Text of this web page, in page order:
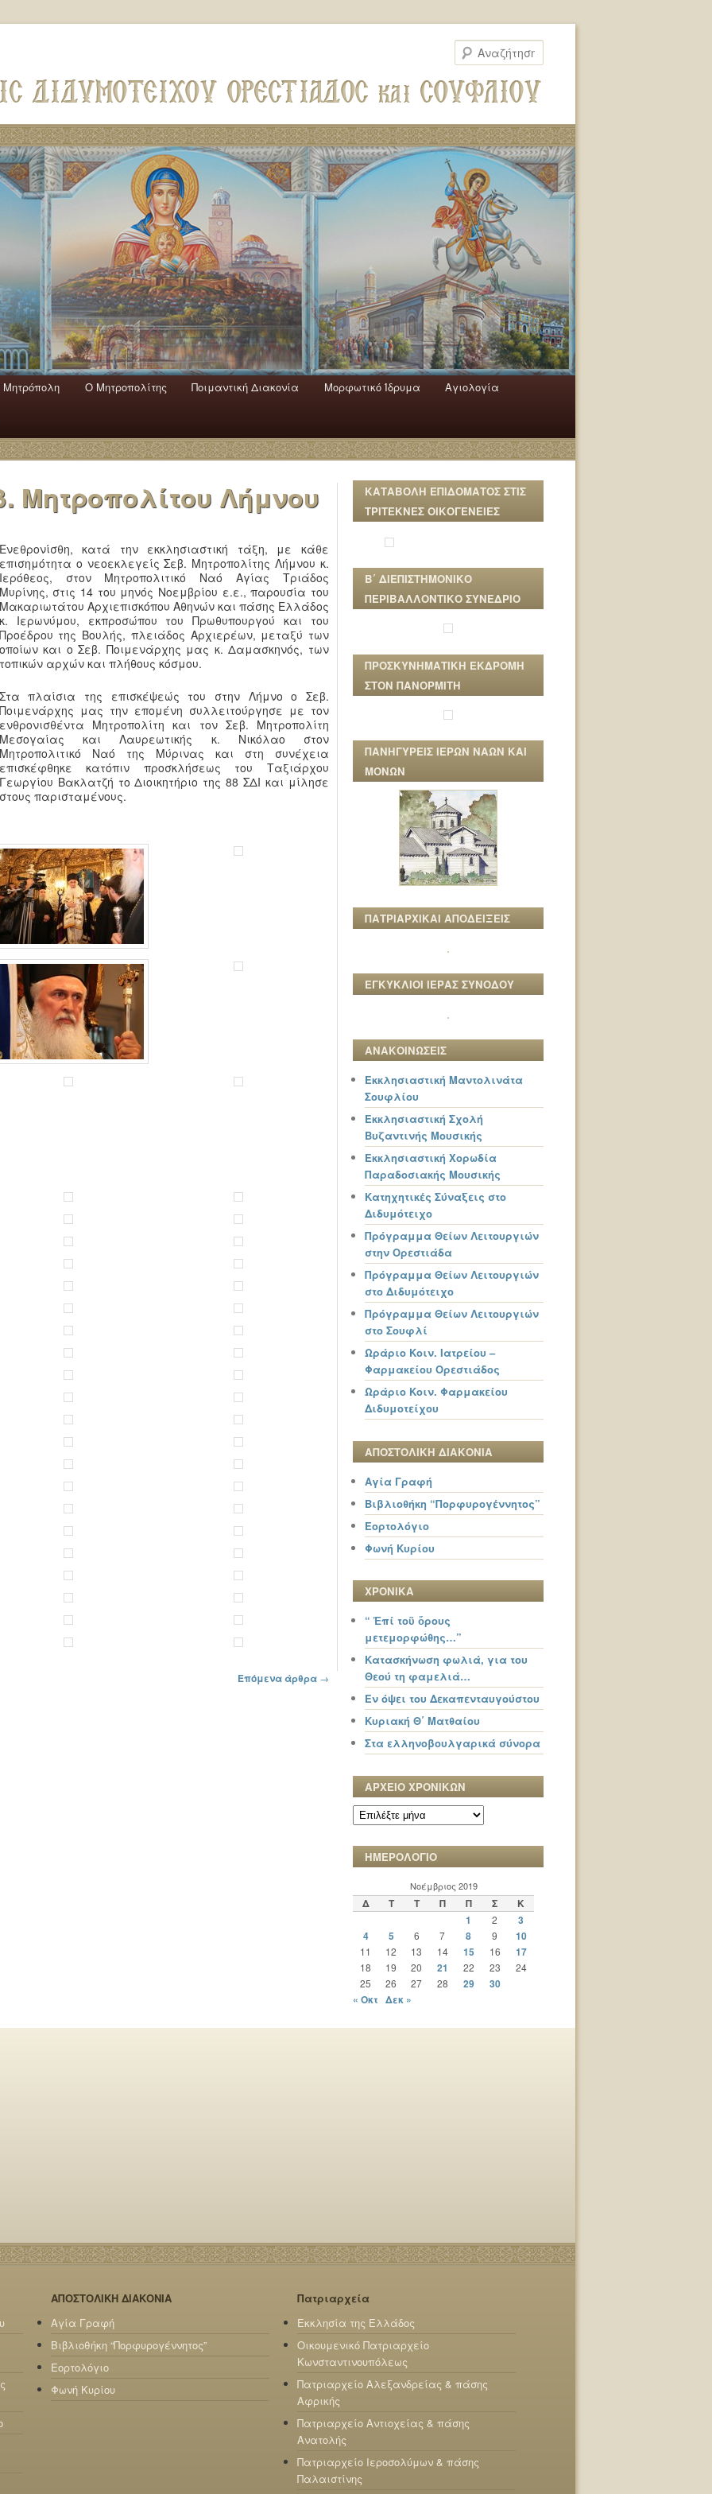
Mητρόπολη Ο Mητροπολίτης Ποιμαντική Διακονία Μορφωτικό Ίδρυμα Αγιολογία
Μητροπολίτου Λήμνου
Ενεθρονίσθη, κατά την εκκλησιαστική τάξη, με κάθε
επισημότητα ο νεοεκλεγείς Σεβ. Μητροπολίτης Λήμνου κ.
Ιερόθεος, στον Μητροπολιτικό Ναό Αγίας Τριάδος
Μυρίνης, στις 14 του μηνός Νοεμβρίου ε.ε., παρουσία του
Μακαριωτάτου Αρχιεπισκόπου Αθηνών και πάσης Ελλάδος
κ. Ιερωνύμου, εκπροσώπου του Πρωθυπουργού και του
Προέδρου της Βουλής, πλειάδος Αρχιερέων, μεταξύ των
οποίων και ο Σεβ. Ποιμενάρχης μας κ. Δαμασκηνός, των
τοπικών αρχών και πλήθους κόσμου.
Στα πλαίσια της επισκέψεώς του στην Λήμνο ο Σεβ.
Ποιμενάρχης μας την επομένη συλλειτούργησε με τον
ενθρονισθέντα Μητροπολίτη και τον Σεβ. Μητροπολίτη
Μεσογαίας και Λαυρεωτικής κ. Νικόλαο στον
Μητροπολιτικό Ναό της Μύρινας και στη συνέχεια
επισκέφθηκε κατόπιν προσκλήσεως του Ταξιάρχου
Γεωργίου Βακλατζή το Διοικητήριο της 88 ΣΔΙ και μίλησε
στους παρισταμένους.
Επόμενα άρθρα →
ΚΑΤΑΒΟΛΗ ΕΠΙΔΟΜΑΤΟΣ ΣΤΙΣ
ΤΡΙΤΕΚΝΕΣ ΟΙΚΟΓΕΝΕΙΕΣ
Β΄ ΔΙΕΠΙΣΤΗΜΟΝΙΚΟ
ΠΕΡΙΒΑΛΛΟΝΤΙΚΟ ΣΥΝΕΔΡΙΟ
ΠΡΟΣΚΥΝΗΜΑΤΙΚΗ ΕΚΔΡΟΜΗ
ΣΤΟΝ ΠΑΝΟΡΜΙΤΗ
ΠΑΝΗΓΥΡΕΙΣ ΙΕΡΩΝ ΝΑΩΝ ΚΑΙ
ΜΟΝΩΝ
ΠΑΤΡΙΑΡΧΙΚΑΙ ΑΠΟΔΕΙΞΕΙΣ
ΕΓΚΥΚΛΙΟΙ ΙΕΡΑΣ ΣΥΝΟΔΟΥ
ΑΝΑΚΟΙΝΩΣΕΙΣ
Εκκλησιαστική Μαντολινάτα
Σουφλίου
Εκκλησιαστική Σχολή
Βυζαντινής Μουσικής
Εκκλησιαστική Χορωδία
Παραδοσιακής Μουσικής
Κατηχητικές Σύναξεις στο
Διδυμότειχο
Πρόγραμμα Θείων Λειτουργιών
στην Ορεστιάδα
Πρόγραμμα Θείων Λειτουργιών
στο Διδυμότειχο
Πρόγραμμα Θείων Λειτουργιών
στο Σουφλί
Ωράριο Κοιν. Ιατρείου –
Φαρμακείου Ορεστιάδος
Ωράριο Κοιν. Φαρμακείου
Διδυμοτείχου
ΑΠΟΣΤΟΛΙΚΗ ΔΙΑΚΟΝΙΑ
Αγία Γραφή
Βιβλιοθήκη “Πορφυρογέννητος”
Εορτολόγιο
Φωνή Κυρίου
ΧΡΟΝΙΚΑ
“ Ἐπί τοῦ ὄρους
μετεμορφώθης…”
Κατασκήνωση φωλιά, για του
Θεού τη φαμελιά…
Εν όψει του Δεκαπενταυγούστου
Κυριακή Θ΄ Ματθαίου
Στα ελληνοβουλγαρικά σύνορα
ΑΡΧΕΙΟ ΧΡΟΝΙΚΩΝ
ΑΡΧΕΙΟ
ΧΡΟΝΙΚΩΝ
ΗΜΕΡΟΛΟΓΙΟ
Νοέμβριος 2019
Δ Τ Τ Π Π Σ
Κ
1
2
3
4
5 6 7 8 9 10
11 12 13 14 15 16 17
18 19 20 21 22 23
24
25
26 27 28 29
30
« Οκτ Δεκ »
ΑΠΟΣΤΟΛΙΚΗ ΔΙΑΚΟΝΙΑ
Αγία Γραφή
Βιβλιοθήκη “Πορφυρογέννητος”
Εορτολόγιο
Φωνή Κυρίου
Πατριαρχεία
Εκκλησία της Ελλάδος
Οικουμενικό Πατριαρχείο
Κωνσταντινουπόλεως
Πατριαρχείο Αλεξανδρείας & πάσης
Αφρικής
Πατριαρχείο Αντιοχείας & πάσης
Ανατολής
Πατριαρχείο Ιεροσολύμων & πάσης
Παλαιστίνης